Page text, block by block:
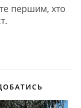
першим, хто